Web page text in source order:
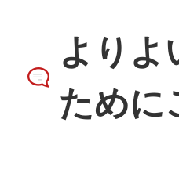
よりよ
ために